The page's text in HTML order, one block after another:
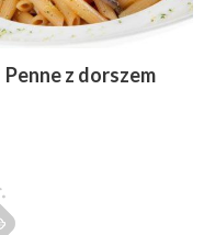
Penne z dorszem